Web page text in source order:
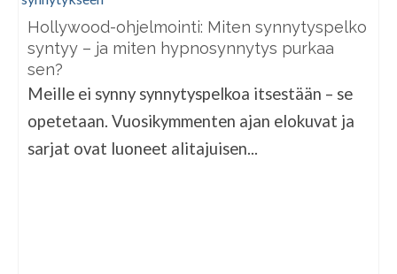
Hollywood-ohjelmointi: Miten synnytyspelko
syntyy – ja miten hypnosynnytys purkaa
sen?
Meille ei synny synnytyspelkoa itsestään – se
opetetaan. Vuosikymmenten ajan elokuvat ja
sarjat ovat luoneet alitajuisen...